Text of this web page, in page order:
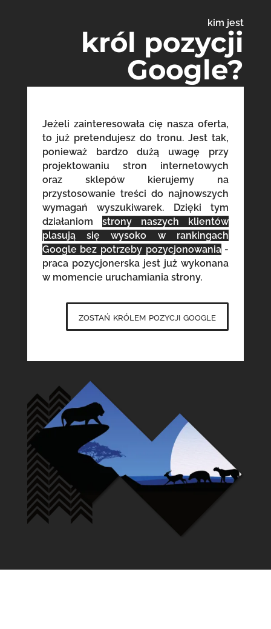
kim jest
król pozycji
Google?
Jeżeli zainteresowała cię nasza oferta,
to już pretendujesz do tronu. Jest tak,
ponieważ bardzo dużą uwagę przy
projektowaniu stron internetowych
oraz sklepów kierujemy na
przystosowanie treści do najnowszych
wymagań wyszukiwarek. Dzięki tym
działaniom strony naszych klientów
plasują się wysoko w rankingach
Google bez potrzeby pozycjonowania-
praca pozycjonerska jest już wykonana
w momencie uruchamiania strony.
zostań królem pozycji google